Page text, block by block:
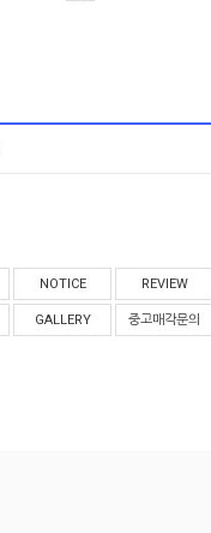
NOTICE REVIEW
GALLERY 중고매각문의